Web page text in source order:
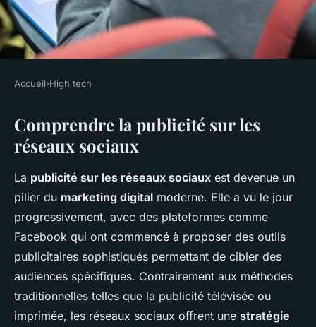
HIGH TECH
Le guide ultime de la publicité
sur les réseaux sociaux
Pauline•26 janvier 2025•6 min de lecture
Accueil›High tech
Comprendre la publicité sur les
réseaux sociaux
La publicité sur les réseaux sociaux est devenue un
pilier du marketing digital moderne. Elle a vu le jour
progressivement, avec des plateformes comme
Facebook qui ont commencé à proposer des outils
publicitaires sophistiqués permettant de cibler des
audiences spécifiques. Contrairement aux méthodes
traditionnelles telles que la publicité télévisée ou
imprimée, les réseaux sociaux offrent une stratégie